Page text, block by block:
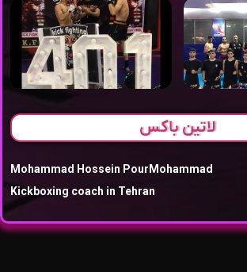
لاتین باکس
Mohammad Hossein PourMohammad
Kickboxing coach in Tehran